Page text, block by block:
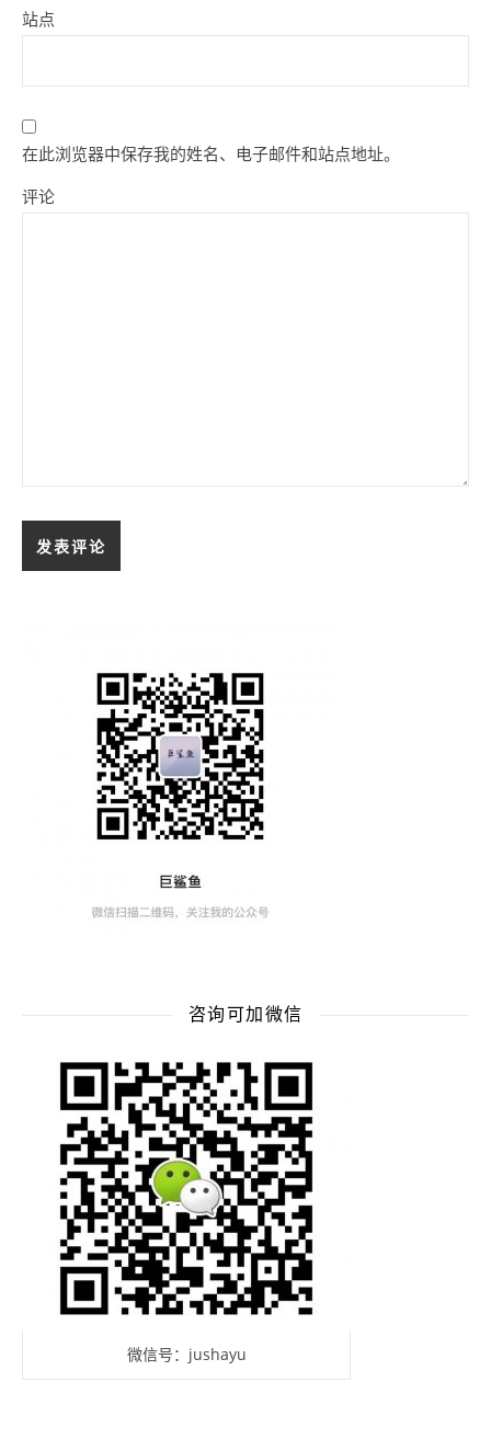
站点
在此浏览器中保存我的姓名、电子邮件和站点地址。
评论
咨询可加微信
微信号：jushayu